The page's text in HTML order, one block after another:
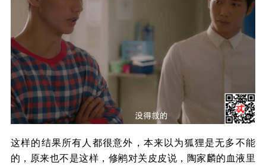
这样的结果所有人都很意外，本来以为狐狸是无多不能
的，原来也不是这样，修鹇对关皮皮说，陶家麟的血液里